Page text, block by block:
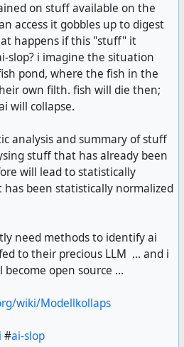
on stuff available on the
access it gobbles up to digest
happens if this "stuff" it
slop? i imagine the situation
pond, where the fish in the
own filth. fish will die then;
will collapse.
analysis and summary of stuff
stuff that has already been
will lead to statistically
been statistically normalized
need methods to identify ai
to their precious LLM ... and i
open source ...
wiki/Modellkollaps
#ai-slop